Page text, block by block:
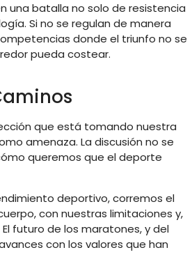
una batalla no solo de resistencia
Si no se regulan de manera
donde el triunfo no se
pueda costear.
que está tomando nuestra
amenaza. La discusión no se
queremos que el deporte
deportivo, corremos el
con nuestras limitaciones y,
futuro de los maratones, y del
con los valores que han